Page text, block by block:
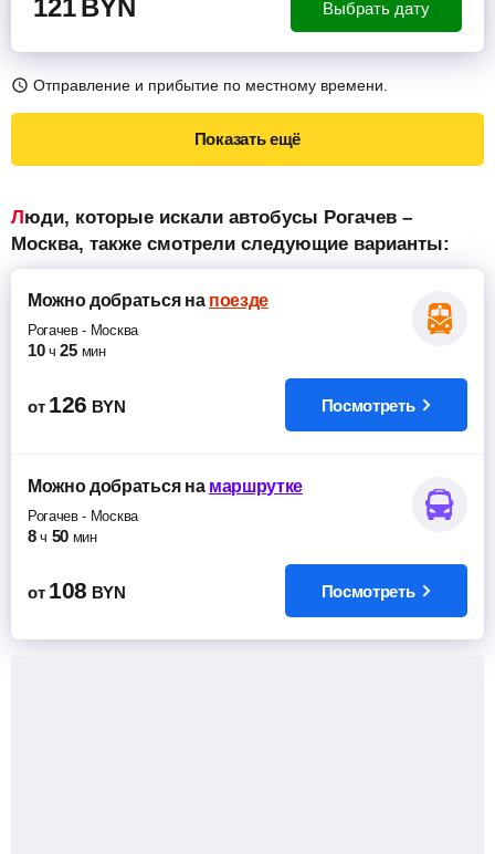
121 BYN Выбрать дату
Отправление и прибытие по местному времени.
Показать ещё
Люди, которые искали автобусы Рогачев –
Москва, также смотрели следующие варианты:
Можно добратьсяна поезде
Рогачев- Москва
10 ч 25 мин
от 126 BYN Посмотреть
Можно добратьсяна маршрутке
Рогачев- Москва
8 ч 50 мин
от 108 BYN Посмотреть